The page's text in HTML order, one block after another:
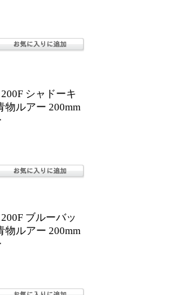
シャドーキ
物ルアー 200mm
ブルーバッ
物ルアー 200mm